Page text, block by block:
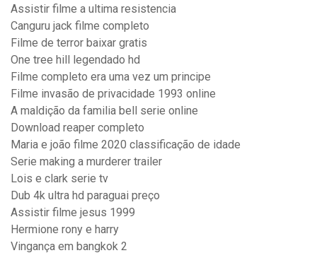
Assistir filme a ultima resistencia
Canguru jack filme completo
Filme de terror baixar gratis
One tree hill legendado hd
Filme completo era uma vez um principe
Filme invasão de privacidade 1993 online
A maldição da familia bell serie online
Download reaper completo
Maria e joão filme 2020 classificação de idade
Serie making a murderer trailer
Lois e clark serie tv
Dub 4k ultra hd paraguai preço
Assistir filme jesus 1999
Hermione rony e harry
Vingança em bangkok 2